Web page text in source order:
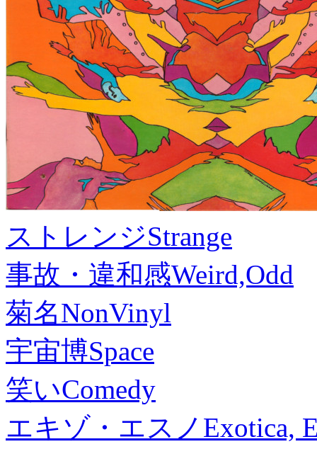
ストレンジStrange
事故・違和感Weird,Odd
菊名NonVinyl
宇宙博Space
笑いComedy
エキゾ・エスノ Exotica,